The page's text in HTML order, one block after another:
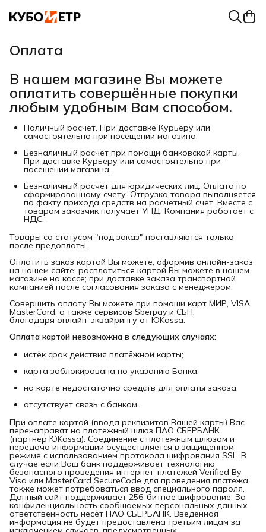
Оплата
В нашем магазине Вы можете
оплатить совершённые покупки
любым удобным Вам способом.
Наличный расчёт. При доставке Курьеру или
самостоятельно при посещении магазина.
Безналичный расчёт при помощи банковской карты.
При доставке Курьеру или самостоятельно при
посещении магазина.
Безналичный расчёт для юридических лиц. Оплата по
сформированному счету. Отгрузка товара выполняется
по факту прихода средств на расчетный счет. Вместе с
товаром заказчик получает УПД. Компания работает с
НДС.
Товары со статусом "под заказ" поставляются только
после предоплаты.
Оплатить заказ картой Вы можете, оформив онлайн-заказ
на нашем сайте; расплатиться картой Вы можете в нашем
магазине на кассе; при доставке заказа транспортной
компанией после согласования заказа с менеджером.
Совершить оплату Вы можете при помощи карт МИР, VISA,
MasterCard, а также сервисов Sberpay и СБП,
благодаря онлайн-эквайрингу от ЮKassa.
Оплата картой невозможна в следующих случаях:
истёк срок действия платёжной карты;
карта заблокирована по указанию Банка;
на карте недостаточно средств для оплаты заказа;
отсутствует связь с банком.
При оплате картой (ввода реквизитов Вашей карты) Вас
перенаправят на платежный шлюз ПАО СБЕРБАНК
(партнёр ЮKassa). Соединение с платежным шлюзом и
передача информации осуществляется в защищенном
режиме с использованием протокола шифрования SSL. В
случае если Ваш банк поддерживает технологию
безопасного проведения интернет-платежей Verified By
Visa или MasterCard SecureCode для проведения платежа
также может потребоваться ввод специального пароля.
Данный сайт поддерживает 256-битное шифрование. За
конфиденциальность сообщаемых персональных данных
ответственность несёт ПАО СБЕРБАНК. Введенная
информация не будет предоставлена третьим лицам за